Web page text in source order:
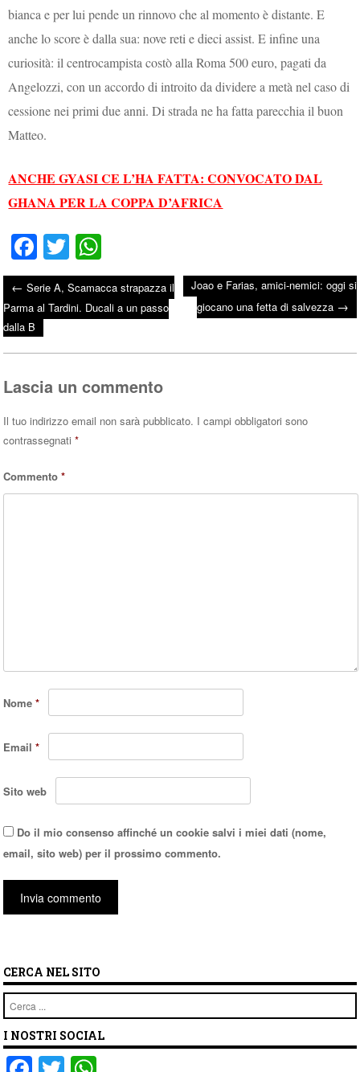
bianca e per lui pende un rinnovo che al momento è distante. E
anche lo score è dalla sua: nove reti e dieci assist. E infine una
curiosità: il centrocampista costò alla Roma 500 euro, pagati da
Angelozzi, con un accordo di introito da dividere a metà nel caso di
cessione nei primi due anni. Di strada ne ha fatta parecchia il buon
Matteo.
ANCHE GYASI CE L’HA FATTA: CONVOCATO DAL
GHANA PER LA COPPA D’AFRICA
Fa
ce
bo
ok
T
wi
tte
r
ha
ts
A
pp
Post navigation
← Serie A, Scamacca strapazza il
Parma al Tardini. Ducali a un passo
dalla B
Joao e Farias, amici-nemici: oggi si
giocano una fetta di salvezza →
Lascia un commento
Il tuo indirizzo email non sarà pubblicato. I campi obbligatori sono
contrassegnati*
Commento*
Nome*
Email*
Sito web
Do il mio consenso affinché un cookie salvi i miei dati (nome,
email, sito web) per il prossimo commento.
CERCA NEL SITO
Cerca
I NOSTRI SOCIAL